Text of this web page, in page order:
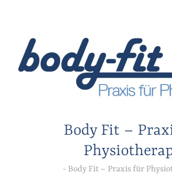
springen
Body Fit –
Body Fit – Praxis für